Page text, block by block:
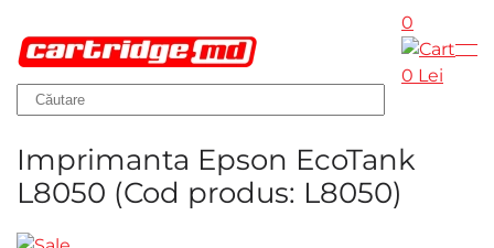
Skip to main content
0
0 Lei
Imprimanta Epson EcoTank
L8050 (Cod produs: L8050)